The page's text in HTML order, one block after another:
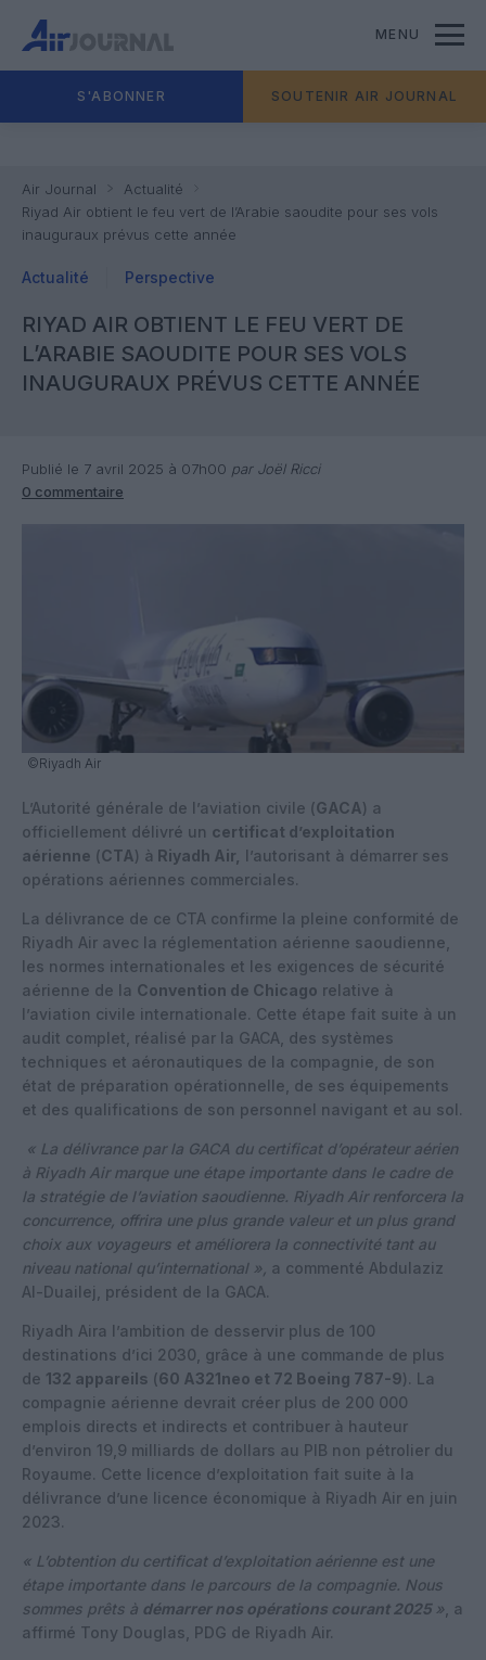
MENU
S'ABONNER SOUTENIR AIR JOURNAL
Air Journal
Actualité
Riyad Air obtient le feu vert de l’Arabie saoudite pour ses vols
inauguraux prévus cette année
Actualité Perspective
RIYAD AIR OBTIENT LE FEU VERT DE
L’ARABIE SAOUDITE POUR SES VOLS
INAUGURAUX PRÉVUS CETTE ANNÉE
Publié le 7 avril 2025 à 07h00 par Joël Ricci
0 commentaire
©Riyadh Air
L’Autorité générale de l’aviation civile (GACA) a
officiellement délivré un certificat d’exploitation
aérienne (CTA) à Riyadh Air, l’autorisant à démarrer ses
opérations aériennes commerciales.
La délivrance de ce CTA confirme la pleine conformité de
Riyadh Air avec la réglementation aérienne saoudienne,
les normes internationales et les exigences de sécurité
aérienne de la Convention de Chicago relative à
l’aviation civile internationale. Cette étape fait suite à un
audit complet, réalisé par la GACA, des systèmes
techniques et aéronautiques de la compagnie, de son
état de préparation opérationnelle, de ses équipements
et des qualifications de son personnel navigant et au sol.
« La délivrance par la GACA du certificat d’opérateur aérien
à Riyadh Air marque une étape importante dans le cadre de
la stratégie de l’aviation saoudienne. Riyadh Air renforcera la
concurrence, offrira une plus grande valeur et un plus grand
choix aux voyageurs et améliorera la connectivité tant au
niveau national qu’international », a commenté Abdulaziz
Al-Duailej, président de la GACA.
Riyadh Aira l’ambition de desservir plus de 100
destinations d’ici 2030, grâce à une commande de plus
de 132 appareils (60 A321neo et 72 Boeing 787-9). La
compagnie aérienne devrait créer plus de 200 000
emplois directs et indirects et contribuer à hauteur
d’environ 19,9 milliards de dollars au PIB non pétrolier du
Royaume. Cette licence d’exploitation fait suite à la
délivrance d’une licence économique à Riyadh Air en juin
2023.
« L’obtention du certificat d’exploitation aérienne est une
étape importante dans le parcours de la compagnie. Nous
sommes prêts à démarrer nos opérations courant 2025 » , a
affirmé Tony Douglas, PDG de Riyadh Air.